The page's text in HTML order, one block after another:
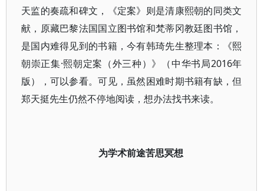
天监的奏疏和碑文，《定案》则是清康熙朝的同类文
献，原藏巴黎法国国立图书馆和梵蒂冈教廷图书馆，
是国内难得见到的书籍，今有韩琦先生整理本：《熙
朝崇正集·熙朝定案（外三种）》（中华书局2016年
版），可以参看。可见，虽然困难时期书籍有缺，但
郑天挺先生仍然不停地阅读，想办法找书来读。
为学术前途苦思冥想